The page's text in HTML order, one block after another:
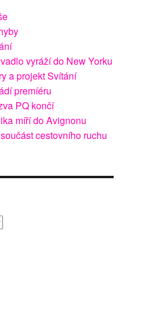
vyráží do New Yorku
a projekt Svítání
premíéru
PQ končí
míří do Avignonu
cestovního ruchu